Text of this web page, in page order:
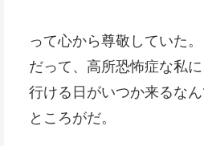
って心から尊敬していた。
だって、高所恐怖症な私
行ける日がいつか来るなん
ところがだ。